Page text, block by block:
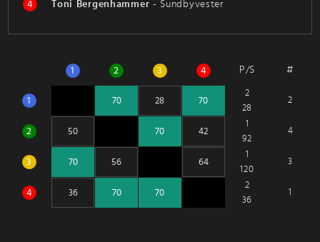
4
Toni Bergenhammer - Sundbyvester
1 2 3 4 P/S #
1
2
28
2
2
1
92
4
3
1
120
3
4
2
36
1